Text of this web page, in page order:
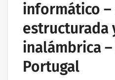
informático –
estructurada
inalámbrica
Portugal